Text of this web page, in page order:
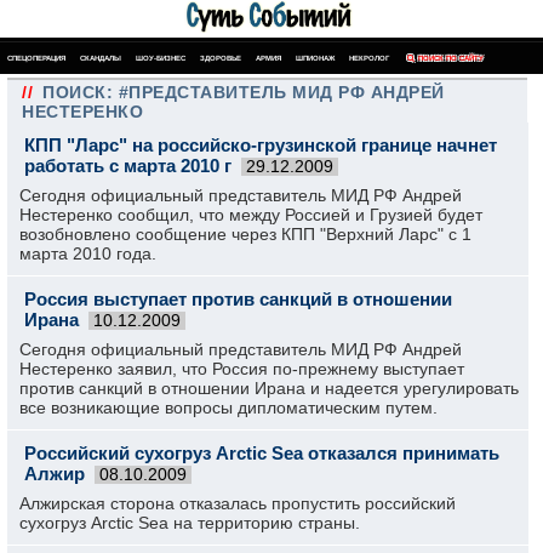
СПЕЦОПЕРАЦИЯ СКАНДАЛЫ ШОУ-БИЗНЕС ЗДОРОВЬЕ АРМИЯ ШПИОНАЖ НЕКРОЛОГ ПОИСК ПО САЙТУ
// ПОИСК: #ПРЕДСТАВИТЕЛЬ МИД РФ АНДРЕЙ
НЕСТЕРЕНКО
КПП "Ларс" на российско-грузинской границе начнет
работать с марта 2010 г
29.12.2009
Сегодня официальный представитель МИД РФ Андрей
Нестеренко сообщил, что между Россией и Грузией будет
возобновлено сообщение через КПП "Верхний Ларс" с 1
марта 2010 года.
Россия выступает против санкций в отношении
Ирана
10.12.2009
Сегодня официальный представитель МИД РФ Андрей
Нестеренко заявил, что Россия по-прежнему выступает
против санкций в отношении Ирана и надеется урегулировать
все возникающие вопросы дипломатическим путем.
Российский сухогруз Arctic Sea отказался принимать
Алжир
08.10.2009
Алжирская сторона отказалась пропустить российский
сухогруз Arctic Sea на территорию страны.